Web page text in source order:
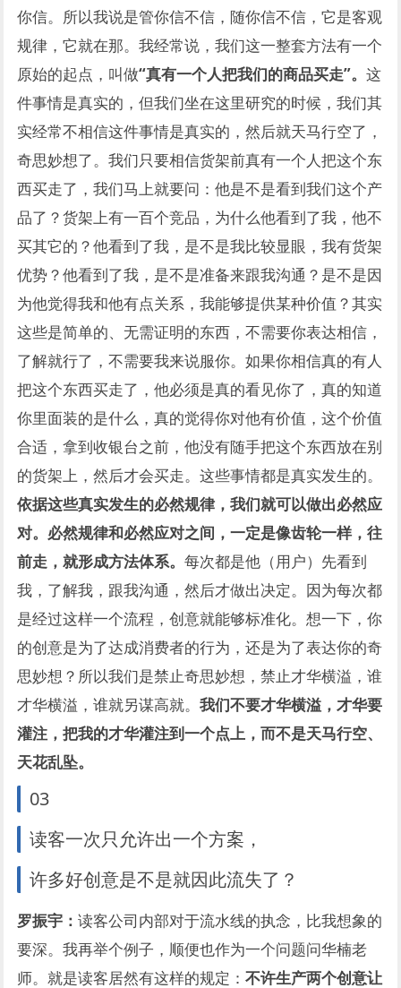
你信。所以我说是管你信不信，随你信不信，它是客观
规律，它就在那。我经常说，我们这一整套方法有一个
原始的起点，叫做“真有一个人把我们的商品买走”。这
件事情是真实的，但我们坐在这里研究的时候，我们其
实经常不相信这件事情是真实的，然后就天马行空了，
奇思妙想了。我们只要相信货架前真有一个人把这个东
西买走了，我们马上就要问：他是不是看到我们这个产
品了？货架上有一百个竞品，为什么他看到了我，他不
买其它的？他看到了我，是不是我比较显眼，我有货架
优势？他看到了我，是不是准备来跟我沟通？是不是因
为他觉得我和他有点关系，我能够提供某种价值？其实
这些是简单的、无需证明的东西，不需要你表达相信，
了解就行了，不需要我来说服你。如果你相信真的有人
把这个东西买走了，他必须是真的看见你了，真的知道
你里面装的是什么，真的觉得你对他有价值，这个价值
合适，拿到收银台之前，他没有随手把这个东西放在别
的货架上，然后才会买走。这些事情都是真实发生的。
依据这些真实发生的必然规律，我们就可以做出必然应
对。必然规律和必然应对之间，一定是像齿轮一样，往
前走，就形成方法体系。每次都是他（用户）先看到
我，了解我，跟我沟通，然后才做出决定。因为每次都
是经过这样一个流程，创意就能够标准化。想一下，你
的创意是为了达成消费者的行为，还是为了表达你的奇
思妙想？所以我们是禁止奇思妙想，禁止才华横溢，谁
才华横溢，谁就另谋高就。我们不要才华横溢，才华要
灌注，把我的才华灌注到一个点上，而不是天马行空、
天花乱坠。
03
读客一次只允许出一个方案，
许多好创意是不是就因此流失了？
罗振宇：读客公司内部对于流水线的执念，比我想象的
要深。我再举个例子，顺便也作为一个问题问华楠老
师。就是读客居然有这样的规定：不许生产两个创意让